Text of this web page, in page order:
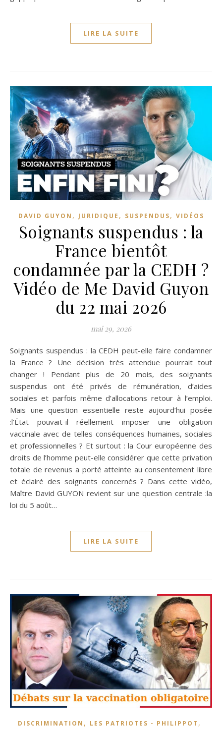
LIRE LA SUITE
DAVID GUYON , JURIDIQUE , SUSPENDUS, VIDÉOS
Soignants suspendus : la
France bientôt
condamnée par la CEDH ?
Vidéo de Me David Guyon
du 22 mai 2026
mai 29, 2026
Soignants suspendus : la CEDH peut-elle faire condamner
la France ? Une décision très attendue pourrait tout
changer ! Pendant plus de 20 mois, des soignants
suspendus ont été privés de rémunération, d’aides
sociales et parfois même d’allocations retour à l’emploi.
Mais une question essentielle reste aujourd’hui posée
:l’État pouvait-il réellement imposer une obligation
vaccinale avec de telles conséquences humaines, sociales
et professionnelles ? Et surtout : la Cour européenne des
droits de l’homme peut-elle considérer que cette privation
totale de revenus a porté atteinte au consentement libre
et éclairé des soignants concernés ? Dans cette vidéo,
Maître David GUYON revient sur une question centrale :la
loi du 5 août…
LIRE LA SUITE
DISCRIMINATION , LES PATRIOTES - PHILIPPOT ,